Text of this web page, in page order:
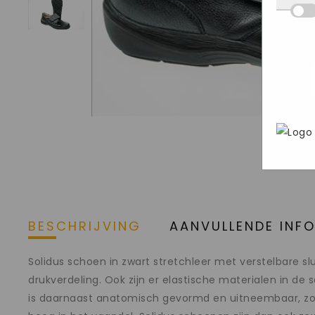
BESCHRIJVING AANVULLENDE
Solidus schoen in zwart stretchleer met verstelbare
drukverdeling. Ook zijn er elastische materialen in de
is daarnaast anatomisch gevormd en uitneembaar,
hij
we
In